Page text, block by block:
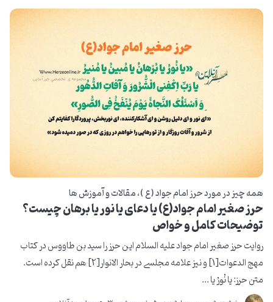
همه چیز در مورد حرز امام جواد ( ع ) مقالات و آموزش ها
حرز صغیر امام جواد(ع) یا دعای یا نور یا برهان چیست؟
توضیحات کامل و خواص
روایت حرز صغیر امام جواد علیه السلام این حرز را سید بن طاووس در کتاب
مهج الدعوات[1] و نیز علامه مجلسی در بحار الانوار[2] هم نقل کرده است.
متن حرز: یا نُورُ یا ...